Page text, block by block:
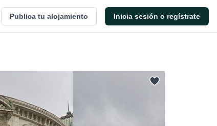
Publica tu alojamiento Inicia sesión o regístrate